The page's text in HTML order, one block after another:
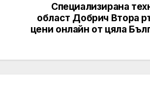
Специализирана
област Добрич Втора
цени онлайн от цяла